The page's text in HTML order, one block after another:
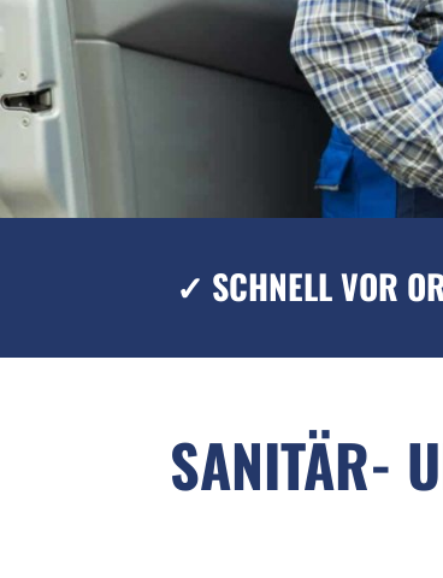
✓ SCHNELL VOR
SANITÄR-